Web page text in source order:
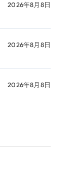
2026年8月8日
2026年8月8日
2026年8月8日